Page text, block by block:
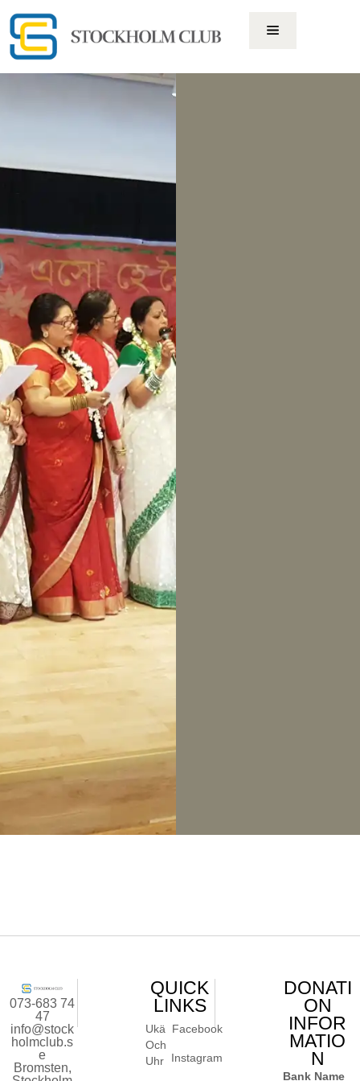
073-683 74
47
info@stock
holmclub.s
e
Bromsten,
QUICK
LINKS
Ukä
Och
Uhr
Facebook
Instagram
DONATI
ON
INFOR
MATIO
N
Bank Name